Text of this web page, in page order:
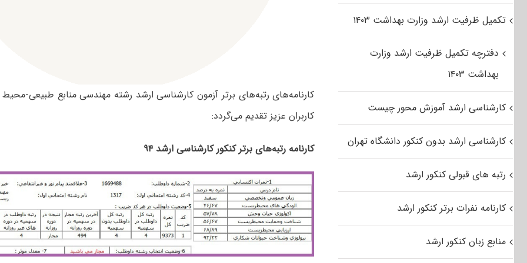
کارنامه‌های رتبه‌های برتر آزمون کارشناسی ارشد رشته مهندسی منابع طبیعی-
کاربران عزیز تقدیم می‌گردد:
کارنامه رتبه‌های برتر کنکور کارشناسی ارشد ۹۴
تکمیل ظرفیت ارشد وزارت بهداشت ۱۴۰۳
دفترچه تکمیل ظرفیت ارشد وزارت
بهداشت ۱۴۰۳
کارشناسی ارشد آموزش محور چیست
کارشناسی ارشد بدون کنکور دانشگاه تهران
رتبه های قبولی کنکور ارشد
کارنامه نفرات برتر کنکور ارشد
منابع زبان کنکور ارشد